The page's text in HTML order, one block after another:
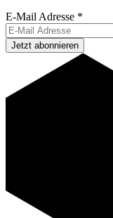
E-Mail Adresse *
Jetzt abonnieren